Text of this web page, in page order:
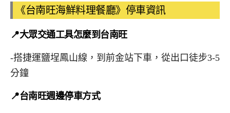
《台南旺海鮮料理餐廳》停車資訊
📍大眾交通工具怎麼到台南旺
-搭捷運鹽埕鳳山線，到前金站下車，從出口徒步3-5
分鐘
📍台南旺週邊停車方式